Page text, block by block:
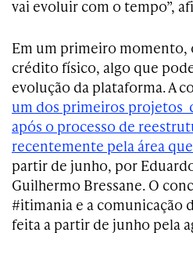
vai evoluir com o tempo”,
Em um primeiro momento,
crédito físico, algo que
evolução da plataforma. A
um dos primeiros projetos
após o processo de
recentemente pela área
partir de junho, por
Guilhermo Bressane. O
#itimania e a comunicação
feita a partir de junho pela